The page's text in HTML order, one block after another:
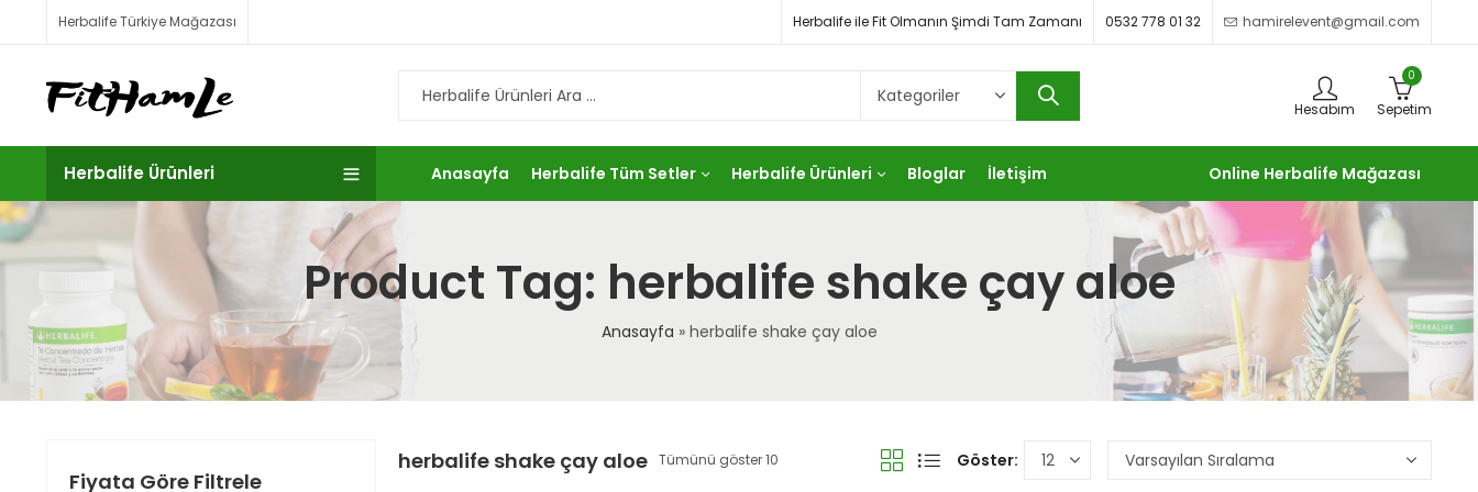
Herbalife Türkiye Mağazası Herbalife ile Fit Olmanın Şimdi Tam Zamanı 0532 778 01 32 hamirelevent@gmail.com
Hesabım
0
Sepetim
Herbalife Ürünleri Anasayfa Herbalife Tüm Setler Herbalife Ürünleri Bloglar İletişim Online Herbalife Mağazası
Product Tag: herbalife shake çay aloe
Anasayfa » herbalife shake çay aloe
herbalife shake çay aloe Tümünü göster 10 Göster:
Fiyata Göre Filtrele